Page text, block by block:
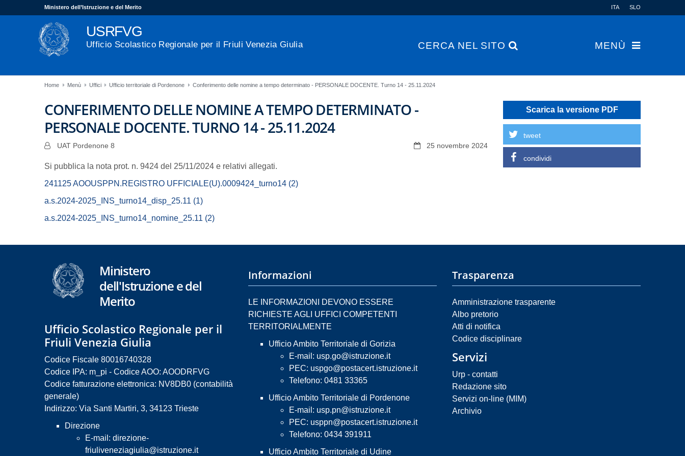
Ministero dell’Istruzione e del Merito ITA SLO
USRFVG
Ufficio Scolastico Regionale per il Friuli Venezia Giulia CERCA NEL SITO MENÙ
Home Menù Uffici Ufficio territoriale di Pordenone Conferimento delle nomine a tempo determinato - PERSONALE DOCENTE. Turno 14 - 25.11.2024
CONFERIMENTO DELLE NOMINE A TEMPO DETERMINATO -
PERSONALE DOCENTE. TURNO 14 - 25.11.2024
25 novembre 2024
UAT Pordenone 8
Si pubblica la nota prot. n. 9424 del 25/11/2024 e relativi allegati.
241125 AOOUSPPN.REGISTRO UFFICIALE(U).0009424_turno14 (2)
a.s.2024-2025_INS_turno14_disp_25.11 (1)
a.s.2024-2025_INS_turno14_nomine_25.11 (2)
Scarica la versione PDF
tweet
condividi
Ministero
dell'Istruzione e del
Merito
Ufficio Scolastico Regionale per il
Friuli Venezia Giulia
Codice Fiscale 80016740328
Codice IPA: m_pi - Codice AOO: AOODRFVG
Codice fatturazione elettronica: NV8DB0 (contabilità
generale)
Indirizzo: Via Santi Martiri, 3, 34123 Trieste
Direzione
E-mail: direzione-
friuliveneziagiulia@istruzione.it
Informazioni
LE INFORMAZIONI DEVONO ESSERE
RICHIESTE AGLI UFFICI COMPETENTI
TERRITORIALMENTE
Ufficio Ambito Territoriale di Gorizia
E-mail: usp.go@istruzione.it
PEC: uspgo@postacert.istruzione.it
Telefono: 0481 33365
Ufficio Ambito Territoriale di Pordenone
E-mail: usp.pn@istruzione.it
PEC: usppn@postacert.istruzione.it
Telefono: 0434 391911
Ufficio Ambito Territoriale di Udine
Trasparenza
Amministrazione trasparente
Albo pretorio
Atti di notifica
Codice disciplinare
Servizi
Urp - contatti
Redazione sito
Servizi on-line (MIM)
Archivio